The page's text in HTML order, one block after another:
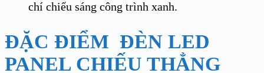
chí chiếu sáng công trình xanh.
ĐẶC ĐIỂM ĐÈN LED
PANEL CHIẾU THẲNG